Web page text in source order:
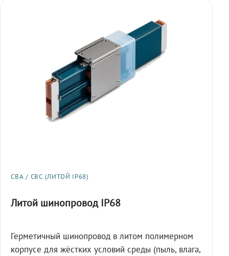
СВА / СВС (ЛИТОЙ IP68)
Литой шинопровод IP68
Герметичный шинопровод в литом полимерном
корпусе для жёстких условий среды (пыль, влага,